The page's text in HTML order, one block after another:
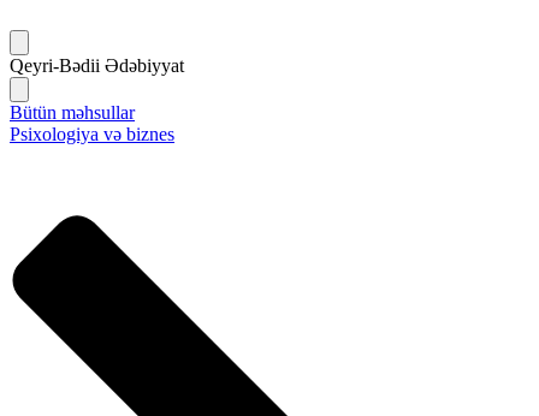
Qeyri-Bədii Ədəbiyyat
Bütün məhsullar
Psixologiya və biznes